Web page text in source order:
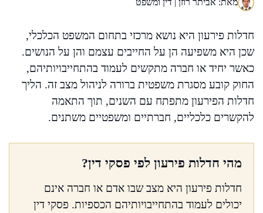
חדלות פירעון היא נושא מרכזי בתחום המשפט הכלכלי,
שכן היא משפיעה הן על החייבים עצמם והן על הנושים.
כאשר יחיד או חברה מתקשים לעמוד בהתחייבויותיהם,
החוק קובע מסגרת משפטית ברורה לניהול מצב זה. הליך
חדלות הפירעון מתפתח עם השנים, תוך התאמה
להקשרים כלכליים, חברתיים ומשפטיים משתנים.
מהי חדלות פירעון לפי פסקי דין?
חדלות פירעון היא מצב שבו אדם או חברה אינם
יכולים לעמוד בהתחייבויותיהם הכספיות. פסקי דין